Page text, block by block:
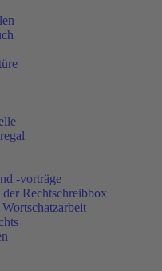
-vorträge
Rechtschreibbox